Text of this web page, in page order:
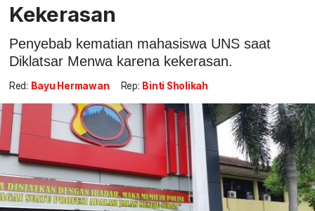
Kekerasan
Penyebab kematian mahasiswa UNS saat
Diklatsar Menwa karena kekerasan.
Red: Bayu Hermawan Rep: Binti Sholikah